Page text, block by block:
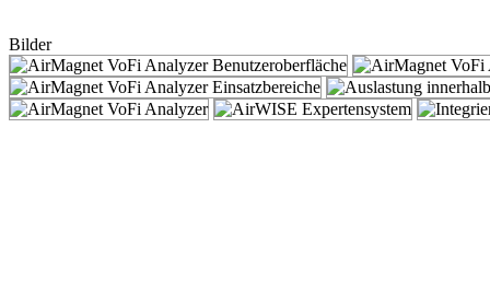
Bilder